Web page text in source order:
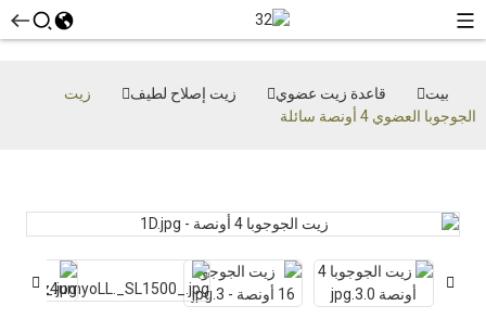
بيت قاعدة زيت عضوي زيت إصلاح لطيف
زيت
الجوجوبا العضوي 4 أونصة سائلة